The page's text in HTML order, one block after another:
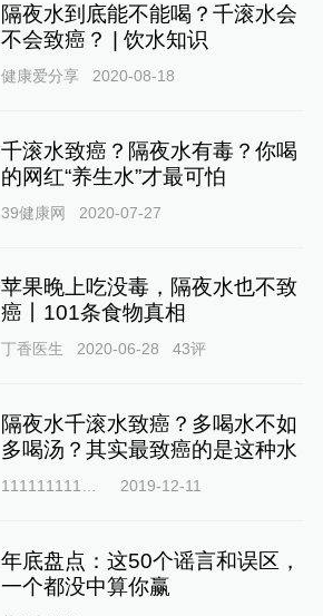
隔夜水到底能不能喝？千滚水会
不会致癌？ | 饮水知识
健康爱分享 2020-08-18
千滚水致癌？隔夜水有毒？你喝
的网红“养生水”才最可怕
39健康网 2020-07-27
苹果晚上吃没毒，隔夜水也不致
癌丨101条食物真相
丁香医生 2020-06-28 43评
隔夜水千滚水致癌？多喝水不如
多喝汤？其实最致癌的是这种水
111111111南粤 2019-12-11
年底盘点：这50个谣言和误区，
一个都没中算你赢